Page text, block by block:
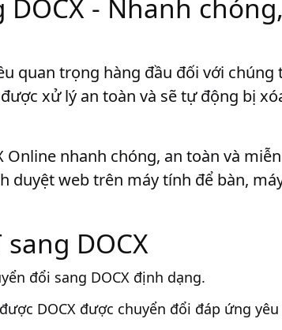
- Nhanh
quan trọng hàng đầu đối với chúng
xử lý an toàn và sẽ tự động bị
Online nhanh chóng, an toàn và
duyệt web trên máy tính để bàn,
DOCX
đổi sang DOCX định dạng.
DOCX được chuyển đổi đáp ứng yêu